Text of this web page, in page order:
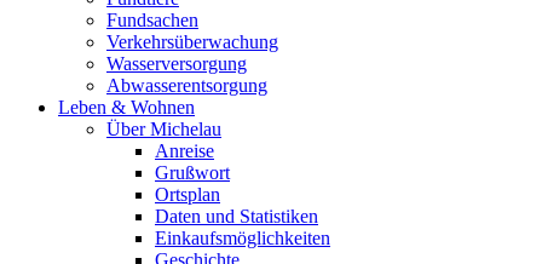
Fundsachen
Verkehrsüberwachung
Wasserversorgung
Abwasserentsorgung
Leben & Wohnen
Über Michelau
Anreise
Grußwort
Ortsplan
Daten und Statistiken
Einkaufsmöglichkeiten
Geschichte